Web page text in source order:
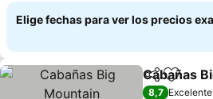
Elige fechas para ver los precios
Compartir
Cabañas
8,7 Excelente